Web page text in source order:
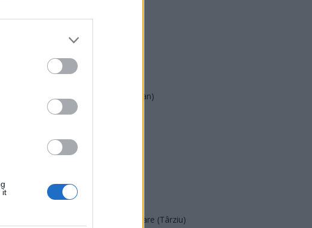
it
AUR
UDMR
Forța Dreptei (L. Orban)
PNȚMM
SENS
POT (Gavrilă)
PACE (Peia)
Acțiunea Conservatoare (Târziu)